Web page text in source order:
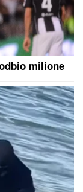
milione